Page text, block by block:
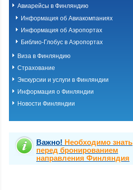
Авиарейсы в Финляндию
Информация об Авиакомпаниях
Информация об Аэропортах
Библио-Глобус в Аэропортах
Виза в Финляндию
Страхование
Экскурсии и услуги в Финляндии
Информация о Финляндии
Новости Финляндии
Важно! Необходимо знать
перед бронированием
направления Финляндия